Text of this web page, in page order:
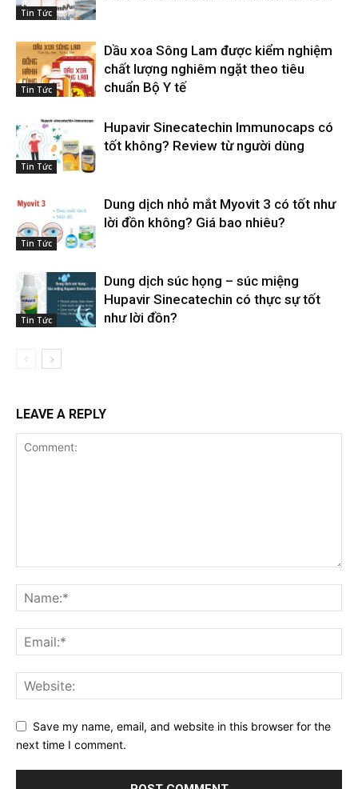
Tin Tức
Tin Tức
Dầu xoa Sông Lam được kiểm nghiệm
chất lượng nghiêm ngặt theo tiêu
chuẩn Bộ Y tế
Tin Tức
Hupavir Sinecatechin Immunocaps có
tốt không? Review từ người dùng
Tin Tức
Dung dịch nhỏ mắt Myovit 3 có tốt như
lời đồn không? Giá bao nhiêu?
Tin Tức
Dung dịch súc họng – súc miệng
Hupavir Sinecatechin có thực sự tốt
như lời đồn?
LEAVE A REPLY
Save my name, email, and website in this browser for the
next time I comment.